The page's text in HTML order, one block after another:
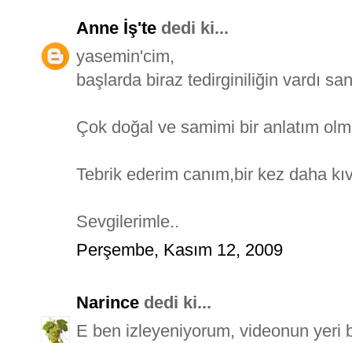
Anne İş'te dedi ki...
yasemin'cim,
başlarda biraz tedirginiliğin vardı
Çok doğal ve samimi bir anlatım
Tebrik ederim canım,bir kez daha
Sevgilerimle..
Perşembe, Kasım 12, 2009
Narince dedi ki...
E ben izleyeniyorum, videonun yeri